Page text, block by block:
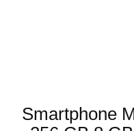
Smartphone